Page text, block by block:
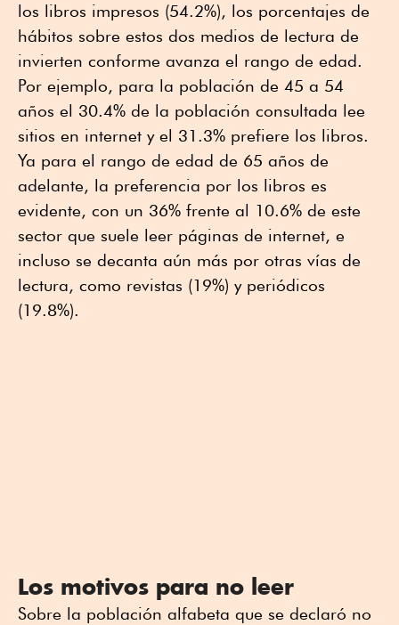
los libros impresos (54.2%), los porcentajes de
hábitos sobre estos dos medios de lectura de
invierten conforme avanza el rango de edad.
Por ejemplo, para la población de 45 a 54
años el 30.4% de la población consultada lee
sitios en internet y el 31.3% prefiere los libros.
Ya para el rango de edad de 65 años de
adelante, la preferencia por los libros es
evidente, con un 36% frente al 10.6% de este
sector que suele leer páginas de internet, e
incluso se decanta aún más por otras vías de
lectura, como revistas (19%) y periódicos
(19.8%).
Los motivos para no leer
Sobre la población alfabeta que se declaró no